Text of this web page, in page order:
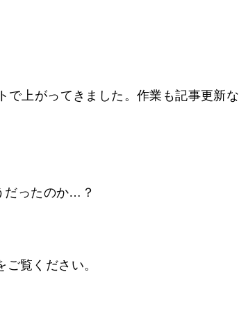
で上がってきました。作業も記事更新な
だったのか…？
覧ください。